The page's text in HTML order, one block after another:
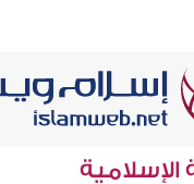
الإسلامية